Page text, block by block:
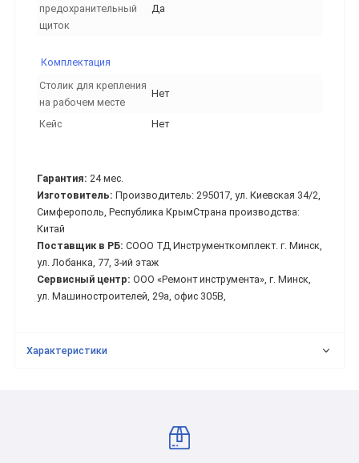
предохранительный
щиток
Да
Комплектация
Столик для крепления
на рабочем месте
Нет
Кейс Нет
Гарантия: 24 мес.
Изготовитель: Производитель: 295017, ул. Киевская 34/2,
Симферополь, Республика КрымСтрана производства:
Китай
Поставщик в РБ: СООО ТД Инструменткомплект. г. Минск,
ул. Лобанка, 77, 3-ий этаж
Сервисный центр: ООО «Ремонт инструмента», г. Минск,
ул. Машиностроителей, 29а, офис 305В,
Характеристики